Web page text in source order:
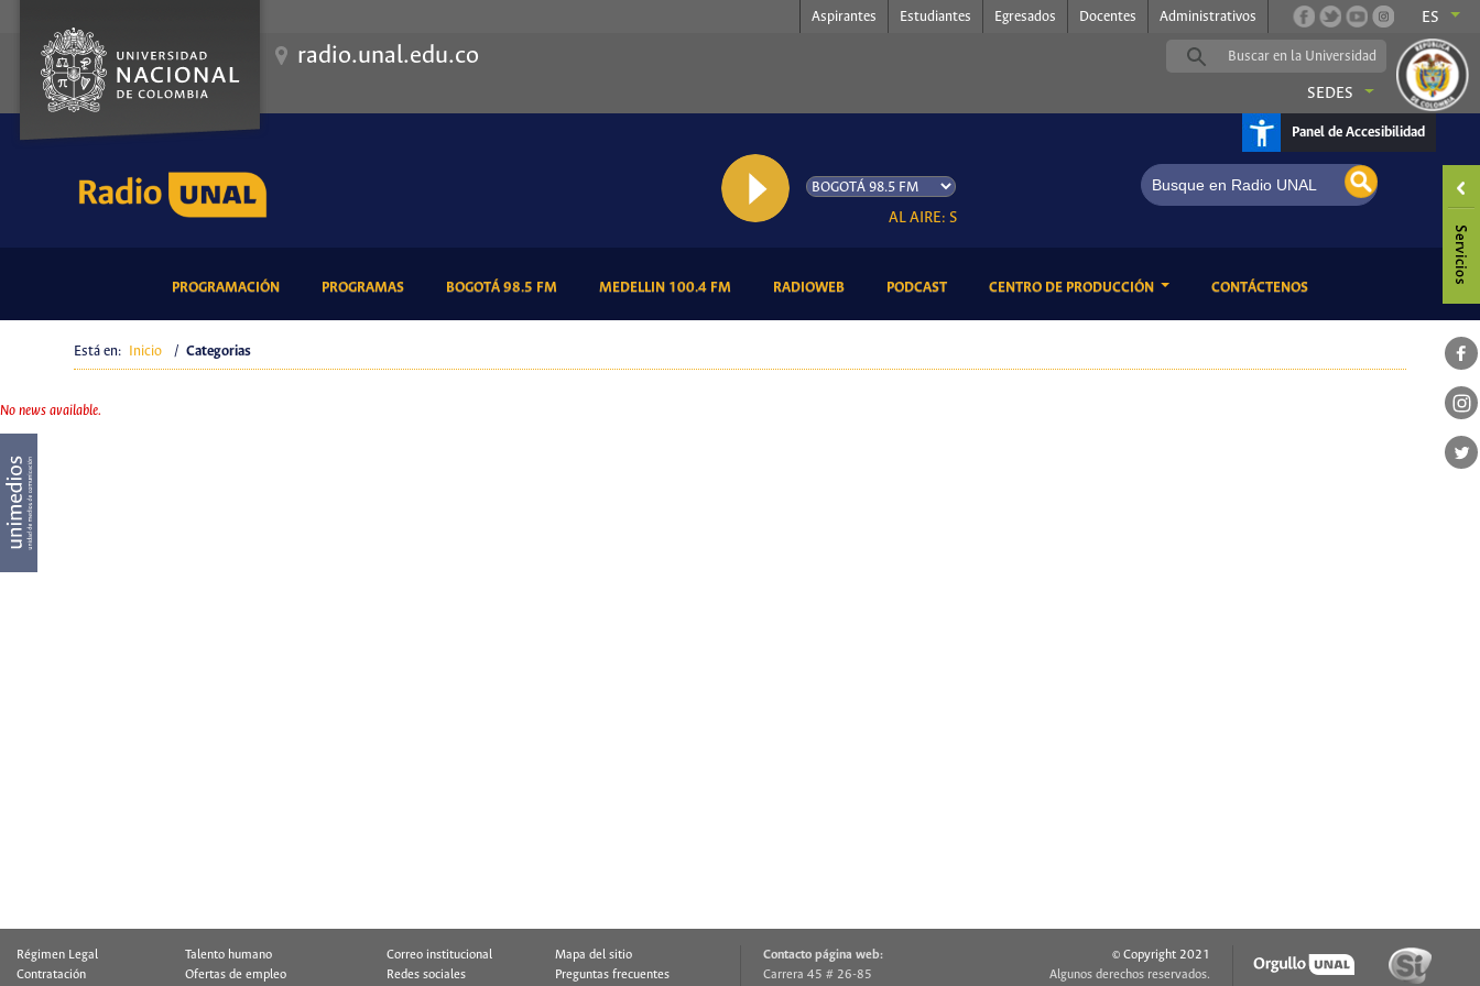
Aspirantes Estudiantes Egresados Docentes Administrativos ES
radio.unal.edu.co
SEDES
Panel de Accesibilidad
AL AIRE: Somos Radio UNAL, somos música
PROGRAMACIÓN(CURRENT)PROGRAMAS(CURRENT)BOGOTÁ 98.5 FM(CURRENT)MEDELLIN 100.4 FM(CURRENT)RADIOWEB(CURRENT)PODCAST(CURRENT)CENTRO DE PRODUCCIÓN CONTÁCTENOS(CURRENT)
Está en: Inicio / Categorias
No news available.
Régimen Legal
Talento humano
Contratación
Ofertas de empleo
Correo institucional
Mapa del sitio
Redes sociales
Preguntas frecuentes
Contacto página web:
Carrera 45 # 26-85
© Copyright 2021
Algunos derechos reservados.